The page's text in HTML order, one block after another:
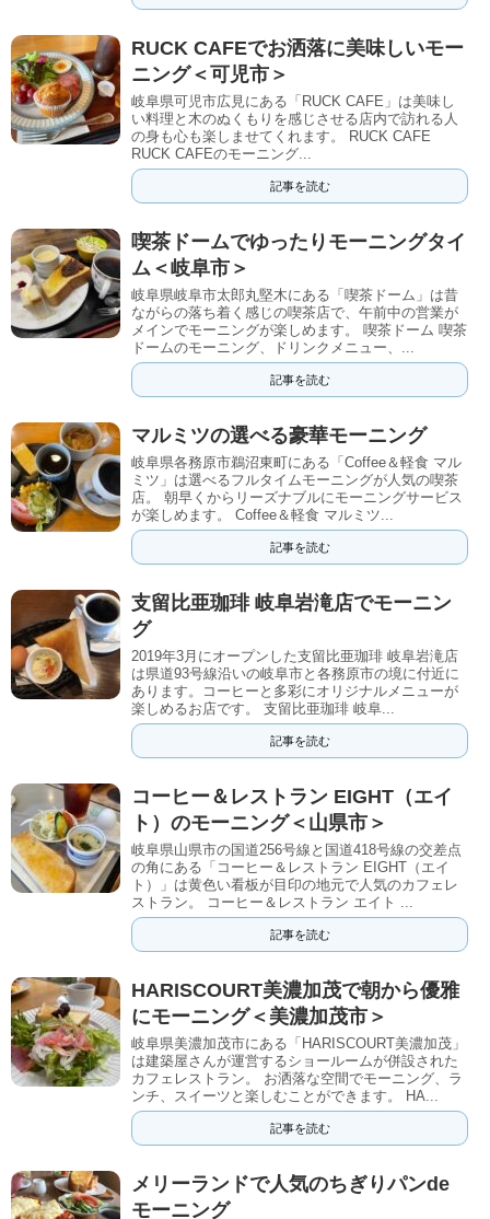
RUCK CAFEでお洒落に美味しいモー
ニング＜可児市＞
岐阜県可児市広見にある「RUCK CAFE」は美味し
い料理と木のぬくもりを感じさせる店内で訪れる人
の身も心も楽しませてくれます。 RUCK CAFE
RUCK CAFEのモーニング...
記事を読む
喫茶ドームでゆったりモーニングタイ
ム＜岐阜市＞
岐阜県岐阜市太郎丸堅木にある「喫茶ドーム」は昔
ながらの落ち着く感じの喫茶店で、午前中の営業が
メインでモーニングが楽しめます。 喫茶ドーム 喫茶
ドームのモーニング、ドリンクメニュー、...
記事を読む
マルミツの選べる豪華モーニング
岐阜県各務原市鵜沼東町にある「Coffee＆軽食 マル
ミツ」は選べるフルタイムモーニングが人気の喫茶
店。 朝早くからリーズナブルにモーニングサービス
が楽しめます。 Coffee＆軽食 マルミツ...
記事を読む
支留比亜珈琲 岐阜岩滝店でモーニン
グ
2019年3月にオープンした支留比亜珈琲 岐阜岩滝店
は県道93号線沿いの岐阜市と各務原市の境に付近に
あります。コーヒーと多彩にオリジナルメニューが
楽しめるお店です。 支留比亜珈琲 岐阜...
記事を読む
コーヒー＆レストラン EIGHT（エイ
ト）のモーニング＜山県市＞
岐阜県山県市の国道256号線と国道418号線の交差点
の角にある「コーヒー＆レストラン EIGHT（エイ
ト）」は黄色い看板が目印の地元で人気のカフェレ
ストラン。 コーヒー＆レストラン エイト ...
記事を読む
HARISCOURT美濃加茂で朝から優雅
にモーニング＜美濃加茂市＞
岐阜県美濃加茂市にある「HARISCOURT美濃加茂」
は建築屋さんが運営するショールームが併設された
カフェレストラン。 お洒落な空間でモーニング、ラ
ンチ、スイーツと楽しむことができます。 HA...
記事を読む
メリーランドで人気のちぎりパンde
モーニング